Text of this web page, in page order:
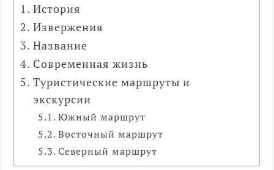
История
Извержения
Название
Современная жизнь
Туристические маршруты и
экскурсии
Южный маршрут
Восточный маршрут
Северный маршрут